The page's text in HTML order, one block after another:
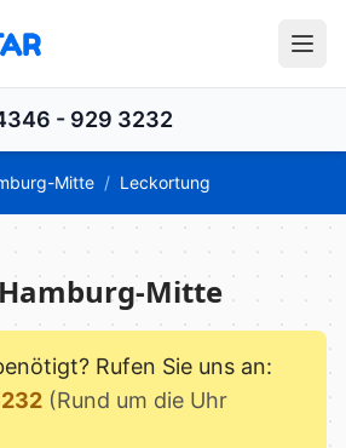
- 929 3232
Mitte / Leckortung
Mitte
Rufen Sie uns an:
(Rund um die Uhr